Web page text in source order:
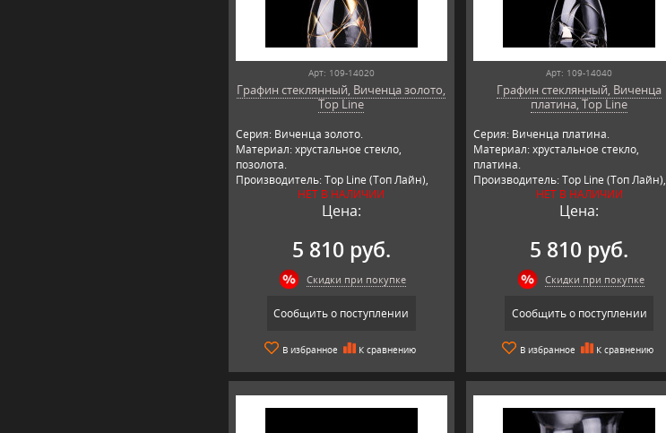
Арт: 109-14020
Графин стеклянный, Виченца золото,
Top Line
Серия: Виченца золото.
Материал: хрустальное стекло,
позолота.
Производитель: Top Line (Топ Лайн),
НЕТ В НАЛИЧИИ
Цена:
5 810 руб.
Скидки при покупке
Сообщить о поступлении
В избранное К сравнению
Арт: 109-14040
Графин стеклянный, Виченца
платина, Top Line
Серия: Виченца платина.
Материал: хрустальное стекло,
платина.
Производитель: Top Line (Топ Лайн),
НЕТ В НАЛИЧИИ
Цена:
5 810 руб.
Скидки при покупке
Сообщить о поступлении
В избранное К сравнению